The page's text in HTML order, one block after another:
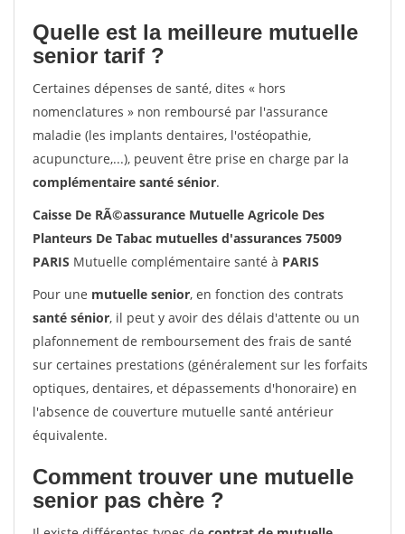
Quelle est la meilleure mutuelle
senior tarif ?
Certaines dépenses de santé, dites « hors
nomenclatures » non remboursé par l'assurance
maladie (les implants dentaires, l'ostéopathie,
acupuncture,...), peuvent être prise en charge par la
complémentaire santé sénior.
Caisse De RÃ©assurance Mutuelle Agricole Des
Planteurs De Tabac mutuelles d'assurances 75009
PARIS Mutuelle complémentaire santé à PARIS
Pour une mutuelle senior, en fonction des contrats
santé sénior, il peut y avoir des délais d'attente ou un
plafonnement de remboursement des frais de santé
sur certaines prestations (généralement sur les forfaits
optiques, dentaires, et dépassements d'honoraire) en
l'absence de couverture mutuelle santé antérieur
équivalente.
Comment trouver une mutuelle
senior pas chère ?